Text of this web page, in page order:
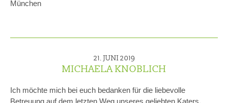
München
21. JUNI 2019
MICHAELA KNOBLICH
Ich möchte mich bei euch bedanken für die liebevolle